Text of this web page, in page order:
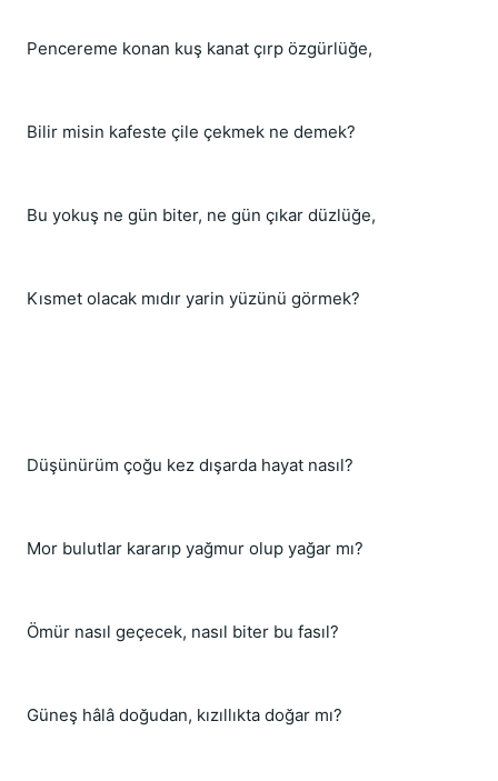
Pencereme konan kuş kanat çırp özgürlüğe,
Bilir misin kafeste çile çekmek ne demek?
Bu yokuş ne gün biter, ne gün çıkar düzlüğe,
Kısmet olacak mıdır yarin yüzünü görmek?
Düşünürüm çoğu kez dışarda hayat nasıl?
Mor bulutlar kararıp yağmur olup yağar mı?
Ömür nasıl geçecek, nasıl biter bu fasıl?
Güneş hâlâ doğudan, kızıllıkta doğar mı?